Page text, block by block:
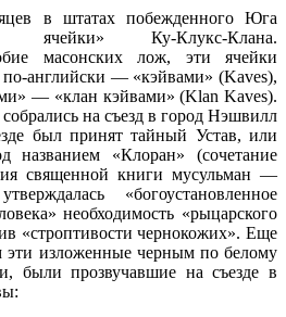
в штатах побежденного Юга
ячейки» Ку-Клукс-Клана.
масонских лож, эти ячейки
по-английски — «кэйвами» (Kaves),
— «клан кэйвами» (Klan Kaves).
на съезд в город Нэшвилл
был принят тайный Устав, или
названием «Клоран» (сочетание
священной книги мусульман —
«богоустановленное
необходимость «рыцарского
«строптивости чернокожих». Еще
эти изложенные черным по белому
были прозвучавшие на съезде в